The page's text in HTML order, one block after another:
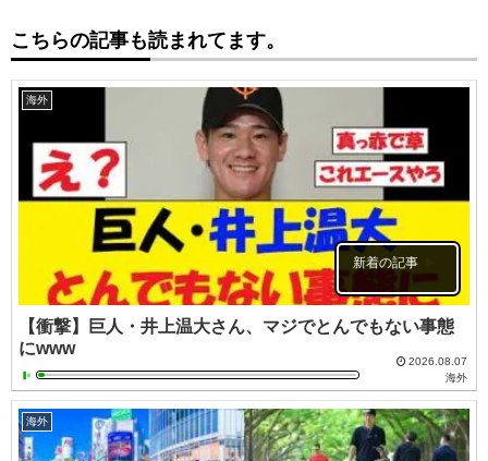
こちらの記事も読まれてます。
海外
新着の記事
【衝撃】巨人・井上温大さん、マジでとんでもない事態
にwww
2026.08.07
海外
海外